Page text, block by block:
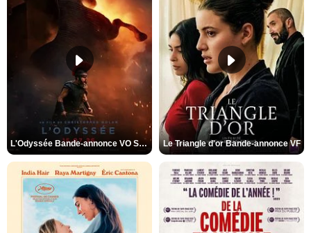
L'Odyssée Bande-annonce VO STFR Le Triangle d'or Bande-annonce VF